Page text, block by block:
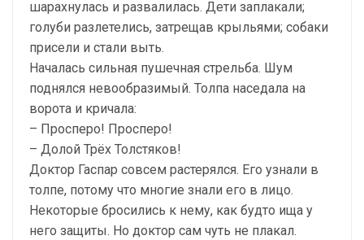
шарахнулась и развалилась. Дети заплакали;
голуби разлетелись, затрещав крыльями; собаки
присели и стали выть.
Началась сильная пушечная стрельба. Шум
поднялся невообразимый. Толпа наседала на
ворота и кричала:
– Просперо! Просперо!
– Долой Трёх Толстяков!
Доктор Гаспар совсем растерялся. Его узнали в
толпе, потому что многие знали его в лицо.
Некоторые бросились к нему, как будто ища у
него защиты. Но доктор сам чуть не плакал.